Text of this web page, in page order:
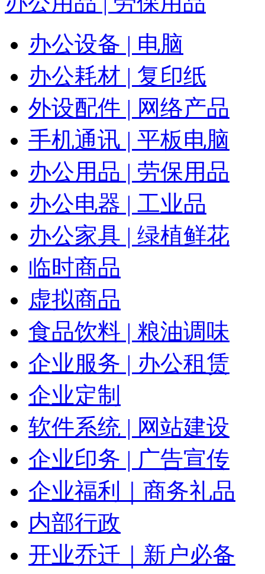
办公设备 | 电脑
办公耗材 | 复印纸
外设配件 | 网络产品
手机通讯 | 平板电脑
办公用品 | 劳保用品
办公电器 | 工业品
办公家具 | 绿植鲜花
临时商品
虚拟商品
食品饮料 | 粮油调味
企业服务 | 办公租赁
企业定制
软件系统 | 网站建设
企业印务 | 广告宣传
企业福利｜商务礼品
内部行政
开业乔迁｜新户必备